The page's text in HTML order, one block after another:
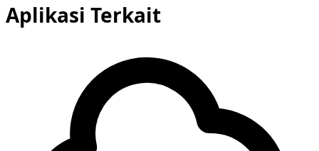
Aplikasi Terkait